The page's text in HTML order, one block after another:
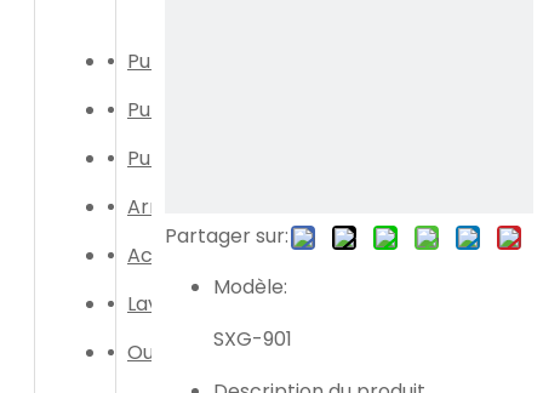
Pulvérisateur électrique
Pulvérisateur manuel
Pulvérisateur électrique
Arrosoir
Accessoires de pulvérisateur
Laveuse de voiture
Outil d'irrigation de jardin
Partager sur:
Modèle:
SXG-901